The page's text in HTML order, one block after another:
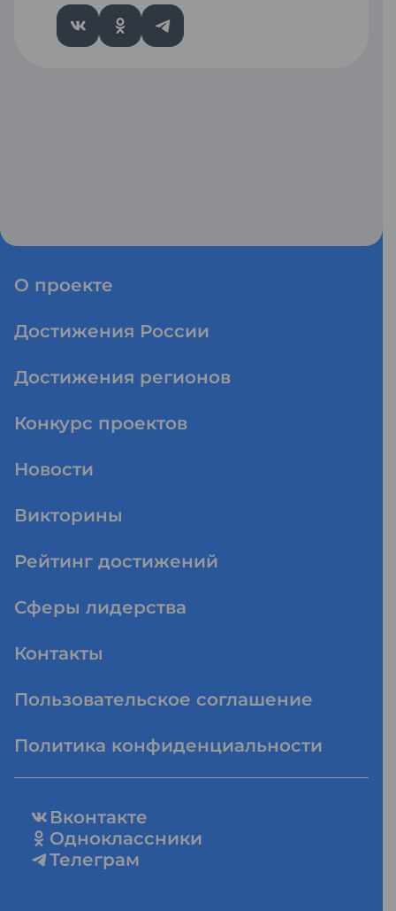
О проекте
Достижения России
Достижения регионов
Конкурс проектов
Новости
Викторины
Рейтинг достижений
Сферы лидерства
Контакты
Пользовательское соглашение
Политика конфиденциальности
Вконтакте
Одноклассники
Телеграм